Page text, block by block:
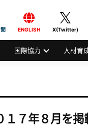
INC.
ENGLISH X(Twitter)
国際協力 人材育
７年８月を掲